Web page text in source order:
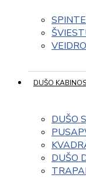
DUŠO
DUŠO
DUŠO
TRAPAI